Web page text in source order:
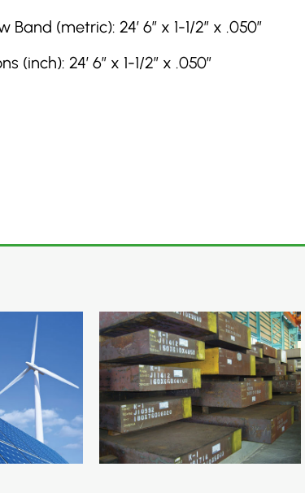
(metric): 24′ 6″ x 1-1/2″ x .050″
24′ 6″ x 1-1/2″ x .050″